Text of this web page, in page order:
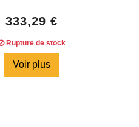
333,29 €
Rupture de stock
Voir plus